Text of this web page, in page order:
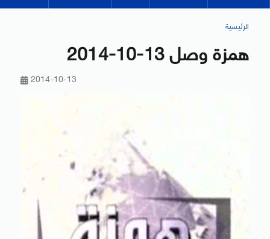
الرئيسية
همزة وصل 13-10-2014
2014-10-13